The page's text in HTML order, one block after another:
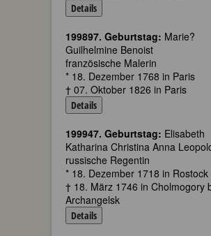
Details
199897. Geburtstag: Marie?
Guilhelmine Benoist
französische Malerin
* 18. Dezember 1768 in Paris
† 07. Oktober 1826 in Paris
Details
199947. Geburtstag: Elisabeth
Katharina Christina Anna
russische Regentin
* 18. Dezember 1718 in Rostock
† 18. März 1746 in Cholmogory
Archangelsk
Details